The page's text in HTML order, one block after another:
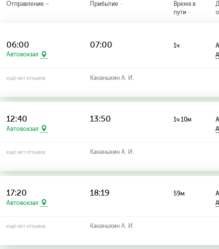
Отправление Прибытие
Время в
пути
06:00
Автовокзал
07:00 1ч
ещё нет отзывов Кананыхин А. И.
12:40
Автовокзал
13:50 1ч 10м
ещё нет отзывов Кананыхин А. И.
17:20
Автовокзал
18:19 59м
ещё нет отзывов Кананыхин А. И.